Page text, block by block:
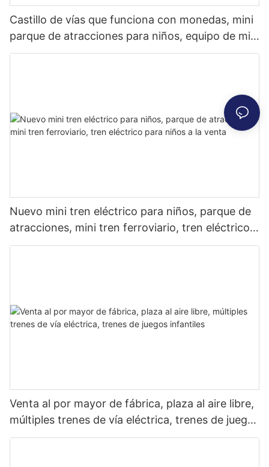
Castillo de vías que funciona con monedas, mini
parque de atracciones para niños, equipo de mini
parque de trenes, parque interior de fibra de
Nuevo mini tren eléctrico para niños, parque de
atracciones, mini tren ferroviario, tren eléctrico
para niños a la venta
Venta al por mayor de fábrica, plaza al aire libre,
múltiples trenes de vía eléctrica, trenes de juegos
infantiles